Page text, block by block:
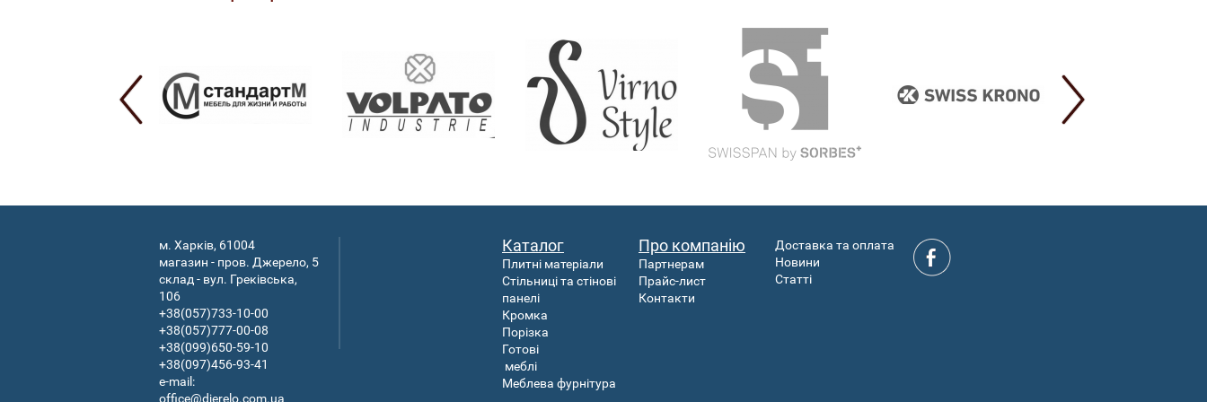
м. Харків, 61004
магазин - пров. Джерело, 5
склад - вул. Греківська,
106
+38(057)733-10-00
+38(057)777-00-08
+38(099)650-59-10
+38(097)456-93-41
e-mail:
office@djerelo.com.ua
Каталог
Плитні матеріали
Стільниці та стінові
панелі
Кромка
Порізка
Готові
меблі
Меблева фурнітура
Про компанію
Партнерам
Прайс-лист
Контакти
Доставка та оплата
Новини
Статті